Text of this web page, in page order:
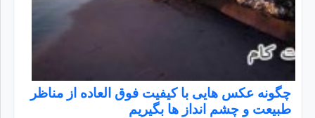
چگونه عکس هایی با کیفیت فوق العاده از مناظر
طبیعت و چشم انداز ها بگیریم